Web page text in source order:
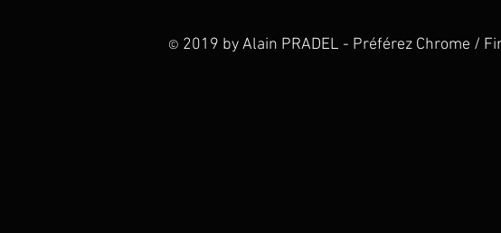
© 2019 by Alain PRADEL - Préférez Chrome /